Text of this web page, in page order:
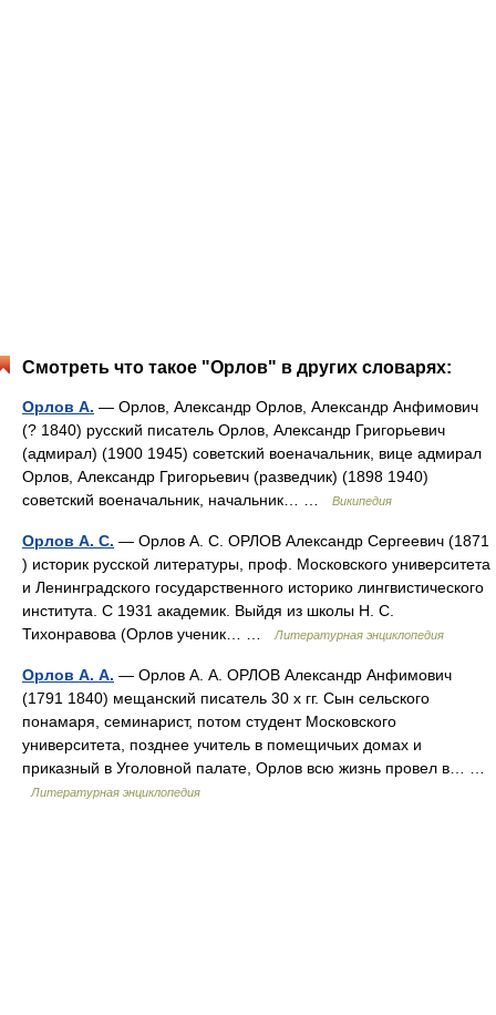
Смотреть что такое "Орлов" в других словарях:
Орлов А. — Орлов, Александр Орлов, Александр Анфимович
(? 1840) русский писатель Орлов, Александр Григорьевич
(адмирал) (1900 1945) советский военачальник, вице адмирал
Орлов, Александр Григорьевич (разведчик) (1898 1940)
советский военачальник, начальник… …
Википедия
Орлов А. С. — Орлов А. С. ОРЛОВ Александр Сергеевич (1871
) историк русской литературы, проф. Московского университета
и Ленинградского государственного историко лингвистического
института. С 1931 академик. Выйдя из школы Н. С.
Тихонравова (Орлов ученик… …
Литературная энциклопедия
Орлов А. А. — Орлов А. А. ОРЛОВ Александр Анфимович
(1791 1840) мещанский писатель 30 х гг. Сын сельского
понамаря, семинарист, потом студент Московского
университета, позднее учитель в помещичьих домах и
приказный в Уголовной палате, Орлов всю жизнь провел в… …
Литературная энциклопедия